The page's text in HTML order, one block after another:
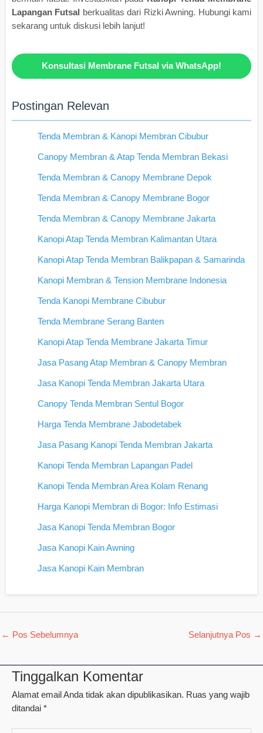
Lapangan Futsal
berkualitas dari Rizki Awning. Hubungi kami
sekarang untuk diskusi lebih lanjut!
Konsultasi Membrane Futsal via WhatsApp!
Postingan Relevan
Tenda Membran & Kanopi Membran Cibubur
Canopy Membran & Atap Tenda Membran Bekasi
Tenda Membran & Canopy Membrane Depok
Tenda Membran & Canopy Membrane Bogor
Tenda Membran & Canopy Membrane Jakarta
Kanopi Atap Tenda Membran Kalimantan Utara
Kanopi Atap Tenda Membran Balikpapan & Samarinda
Kanopi Membran & Tension Membrane Indonesia
Tenda Kanopi Membrane Cibubur
Tenda Membrane Serang Banten
Kanopi Atap Tenda Membrane Jakarta Timur
Jasa Pasang Atap Membran & Canopy Membran
Jasa Kanopi Tenda Membran Jakarta Utara
Canopy Tenda Membran Sentul Bogor
Harga Tenda Membrane Jabodetabek
Jasa Pasang Kanopi Tenda Membran Jakarta
Kanopi Tenda Membran Lapangan Padel
Kanopi Tenda Membran Area Kolam Renang
Harga Kanopi Membran di Bogor: Info Estimasi
Jasa Kanopi Tenda Membran Bogor
Jasa Kanopi Kain Awning
Jasa Kanopi Kain Membran
← Pos Sebelumnya Selanjutnya Pos →
Tinggalkan Komentar
Alamat email Anda tidak akan dipublikasikan. Ruas yang wajib
ditandai *